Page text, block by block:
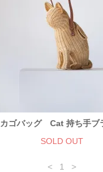
カゴバッグ Cat 持ち手ブ
SOLD OUT
< 1 >